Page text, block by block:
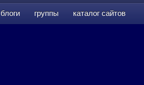
блоги группы каталог сайтов